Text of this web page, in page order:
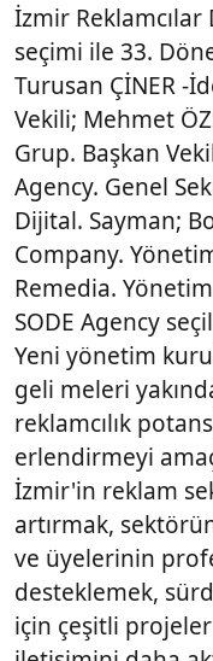
İzmir
seçimi ile 33.
Turusan ÇİNER -
Vekili; Mehmet
Grup. Başkan
Agency. Genel
Dijital. Sayman;
Company.
Remedia.
SODE Agency
Yeni yönetim
geli meleri
reklamcılık
erlendirmeyi
İzmir'in reklam
artırmak,
ve üyelerinin
desteklemek,
için çeşitli